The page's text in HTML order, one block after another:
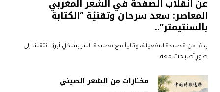
عن انقلاب الصفحة في الشعر المغربي
المعاصر: سعد سرحان وتقنيّة “الكتابة
بالسنتيمتر”..
بدءًا من قصيدة التفعيلة، وتالياً مع قصيدة النثر بشكلٍ أبرز، انتقلنا إلى
طورٍ أصبحت معه…
مختارات من الشعر الصيني